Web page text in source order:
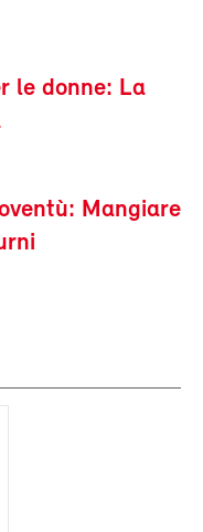
le donne: La
Mangiare